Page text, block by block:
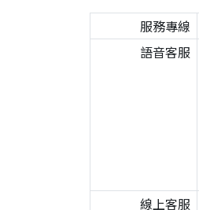
服務專線
語音客服
線上客服